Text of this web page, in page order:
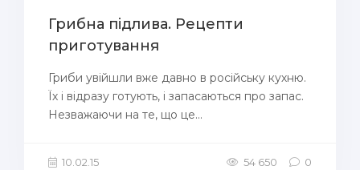
Грибна підлива. Рецепти
приготування
Гриби увійшли вже давно в російську кухню.
Їх і відразу готують, і запасаються про запас.
Незважаючи на те, що це...
10.02.15 54 650 0